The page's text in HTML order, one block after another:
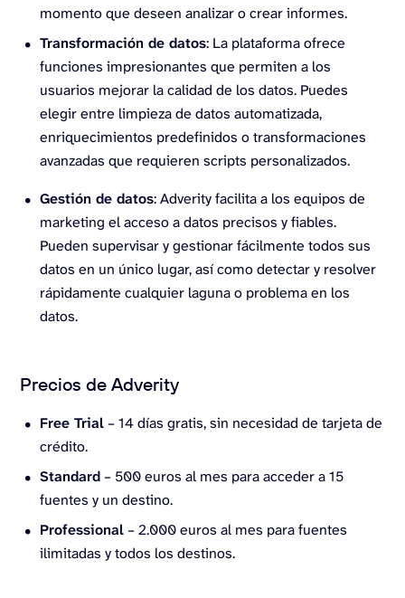
momento que deseen analizar o crear informes.
Transformación de datos: La plataforma ofrece
funciones impresionantes que permiten a los
usuarios mejorar la calidad de los datos. Puedes
elegir entre limpieza de datos automatizada,
enriquecimientos predefinidos o transformaciones
avanzadas que requieren scripts personalizados.
Gestión de datos: Adverity facilita a los equipos de
marketing el acceso a datos precisos y fiables.
Pueden supervisar y gestionar fácilmente todos sus
datos en un único lugar, así como detectar y resolver
rápidamente cualquier laguna o problema en los
datos.
Precios de Adverity
Free Trial– 14 días gratis, sin necesidad de tarjeta de
crédito.
Standard– 500 euros al mes para acceder a 15
fuentes y un destino.
Professional– 2.000 euros al mes para fuentes
ilimitadas y todos los destinos.